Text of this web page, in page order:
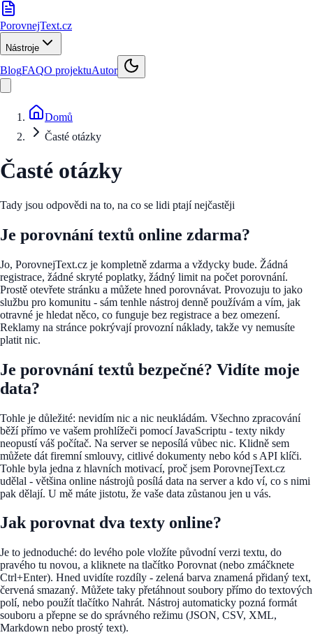
PorovnejText.cz
Nástroje
BlogFAQO projektuAutor
Domů
Časté otázky
Časté otázky
Tady jsou odpovědi na to, na co se lidi ptají nejčastěji
Je porovnání textů online zdarma?
Jo, PorovnejText.cz je kompletně zdarma a vždycky bude. Žádná
registrace, žádné skryté poplatky, žádný limit na počet porovnání.
Prostě otevřete stránku a můžete hned porovnávat. Provozuju to jako
službu pro komunitu - sám tenhle nástroj denně používám a vím, jak
otravné je hledat něco, co funguje bez registrace a bez omezení.
Reklamy na stránce pokrývají provozní náklady, takže vy nemusíte
platit nic.
Je porovnání textů bezpečné? Vidíte moje
data?
Tohle je důležité: nevidím nic a nic neukládám. Všechno zpracování
běží přímo ve vašem prohlížeči pomocí JavaScriptu - texty nikdy
neopustí váš počítač. Na server se neposílá vůbec nic. Klidně sem
můžete dát firemní smlouvy, citlivé dokumenty nebo kód s API klíči.
Tohle byla jedna z hlavních motivací, proč jsem PorovnejText.cz
udělal - většina online nástrojů posílá data na server a kdo ví, co s nimi
pak dělají. U mě máte jistotu, že vaše data zůstanou jen u vás.
Jak porovnat dva texty online?
Je to jednoduché: do levého pole vložíte původní verzi textu, do
pravého tu novou, a kliknete na tlačítko Porovnat (nebo zmáčknete
Ctrl+Enter). Hned uvidíte rozdíly - zelená barva znamená přidaný text,
červená smazaný. Můžete taky přetáhnout soubory přímo do textových
polí, nebo použít tlačítko Nahrát. Nástroj automaticky pozná formát
souboru a přepne se do správného režimu (JSON, CSV, XML,
Markdown nebo prostý text).